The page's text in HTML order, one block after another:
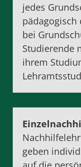
jedes
bei
Studierende
ihrem
geben